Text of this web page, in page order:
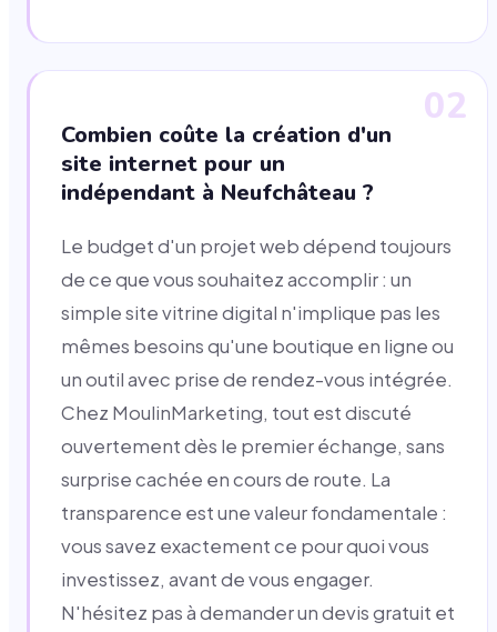
02
Combien coûte la création d'un
site internet pour un
indépendant à Neufchâteau ?
Le budget d'un projet web dépend toujours
de ce que vous souhaitez accomplir : un
simple site vitrine digital n'implique pas les
mêmes besoins qu'une boutique en ligne ou
un outil avec prise de rendez-vous intégrée.
Chez MoulinMarketing, tout est discuté
ouvertement dès le premier échange, sans
surprise cachée en cours de route. La
transparence est une valeur fondamentale :
vous savez exactement ce pour quoi vous
investissez, avant de vous engager.
N'hésitez pas à demander un devis gratuit et